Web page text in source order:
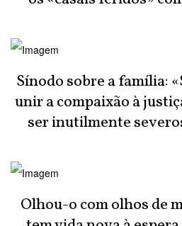
Sínodo sobre a família:
unir a compaixão à
ser inutilmente
Olhou-o com olhos de